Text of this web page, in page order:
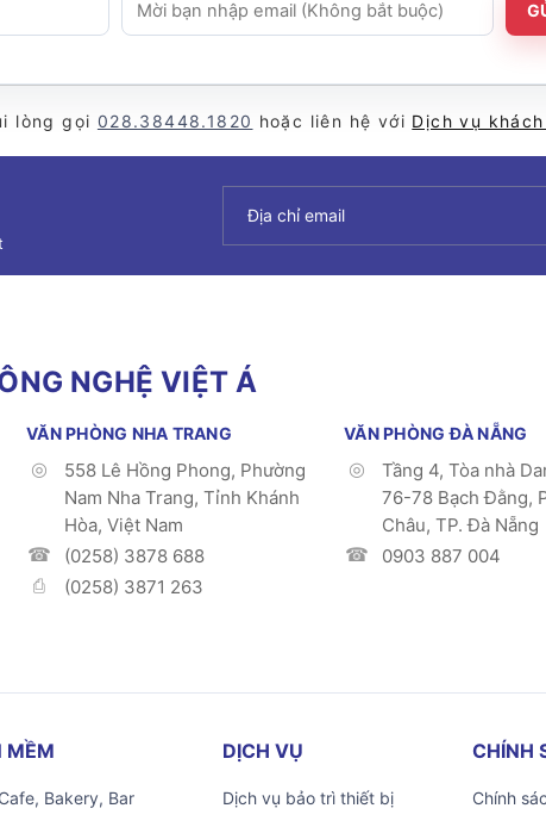
lòng gọi 028.38448.1820 hoặc liên hệ với Dịch vụ
NGHỆ VIỆT Á
VĂN PHÒNG NHA TRANG
558 Lê Hồng Phong, Phường
Nam Nha Trang, Tỉnh Khánh
Hòa, Việt Nam
(0258) 3878 688
(0258) 3871 263
VĂN PHÒNG ĐÀ NẴNG
Tầng 4, Tòa nhà
76-78 Bạch Đằng,
Châu, TP. Đà Nẵng
0903 887 004
MỀM
Bakery, Bar
DỊCH VỤ
Dịch vụ bảo trì thiết bị
CHÍNH
Chính